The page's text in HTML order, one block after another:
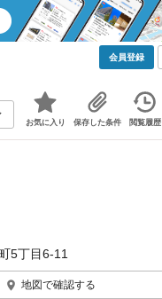
会員登録
お気に入り 保存した条件 閲覧履歴
5丁目6-11
地図で確認する